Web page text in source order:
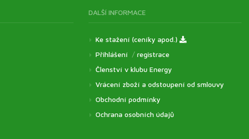
DALŠÍ INFORMACE
Ke stažení (ceníky apod.)
Přihlášení / registrace
Členství v klubu Energy
Vrácení zboží a odstoupení od smlouvy
Obchodní podmínky
Ochrana osobních údajů